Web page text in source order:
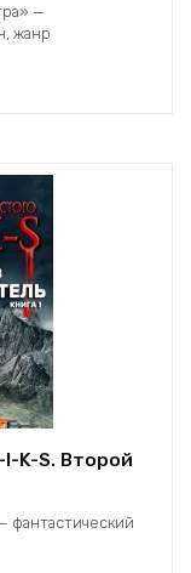
—
жанр
K-S. Второй
фантастический